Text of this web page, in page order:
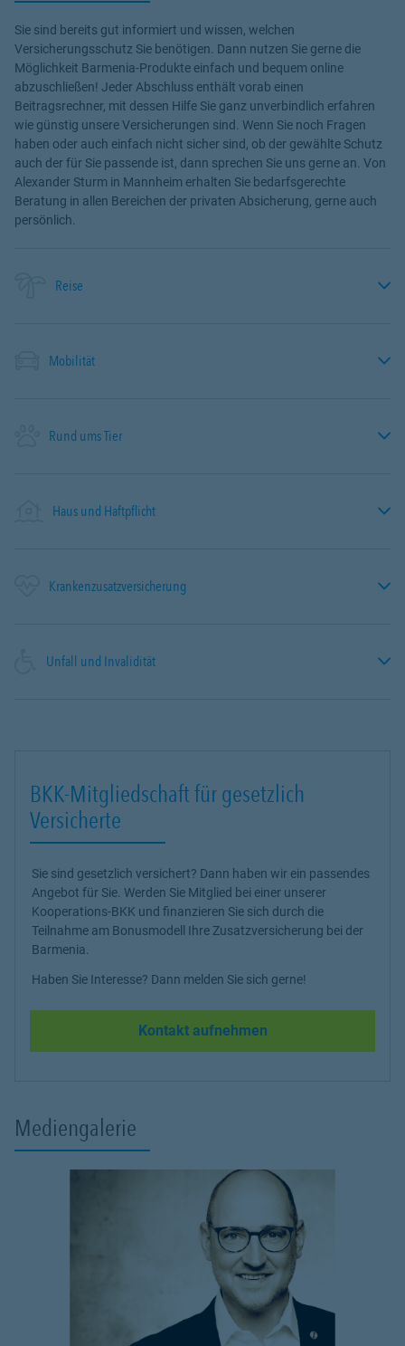
Sie sind bereits gut informiert und wissen, welchen
Versicherungsschutz Sie benötigen. Dann nutzen Sie gerne die
Möglichkeit Barmenia-Produkte einfach und bequem online
abzuschließen! Jeder Abschluss enthält vorab einen
Beitragsrechner, mit dessen Hilfe Sie ganz unverbindlich erfahren
wie günstig unsere Versicherungen sind. Wenn Sie noch Fragen
haben oder auch einfach nicht sicher sind, ob der gewählte Schutz
auch der für Sie passende ist, dann sprechen Sie uns gerne an. Von
Alexander Sturm in Mannheim erhalten Sie bedarfsgerechte
Beratung in allen Bereichen der privaten Absicherung, gerne auch
persönlich.
Reise
Mobilität
Rund ums Tier
Haus und Haftpflicht
Krankenzusatzversicherung
Unfall und Invalidität
BKK-Mitgliedschaft für gesetzlich
Versicherte
Sie sind gesetzlich versichert? Dann haben wir ein passendes
Angebot für Sie. Werden Sie Mitglied bei einer unserer
Kooperations-BKK und finanzieren Sie sich durch die
Teilnahme am Bonusmodell Ihre Zusatzversicherung bei der
Barmenia.
Haben Sie Interesse? Dann melden Sie sich gerne!
Kontakt aufnehmen
Mediengalerie